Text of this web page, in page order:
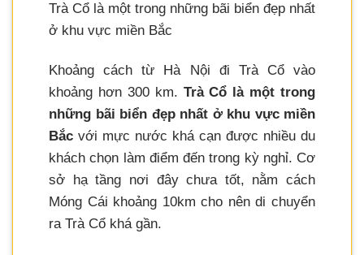
Trà Cổ là một trong những bãi biển đẹp nhất
ở khu vực miền Bắc
Khoảng cách từ Hà Nội đi Trà Cổ vào
khoảng hơn 300 km. Trà Cổ là một trong
những bãi biển đẹp nhất ở khu vực miền
Bắc với mực nước khá cạn được nhiều du
khách chọn làm điểm đến trong kỳ nghỉ. Cơ
sở hạ tầng nơi đây chưa tốt, nằm cách
Móng Cái khoảng 10km cho nên di chuyển
ra Trà Cổ khá gần.